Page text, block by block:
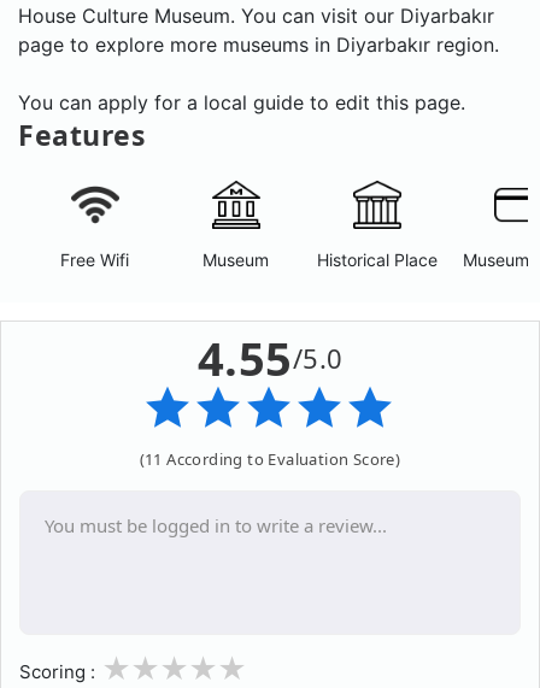
House Culture Museum. You can visit our Diyarbakır
page to explore more museums in Diyarbakır region.
You can apply for a local guide to edit this page.
Features
Free Wifi Museum Historical Place Museum
4.55/5.0
(11 According to Evaluation Score)
Scoring : 3
2
1